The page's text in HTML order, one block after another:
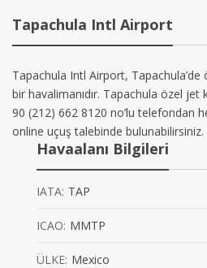
Tapachula Intl Airport
Tapachula Intl Airport, Tapachula’de
bir havalimanıdır. Tapachula özel
90 (212) 662 8120 no’lu telefondan
online uçuş talebinde bulunabilirsiniz.
Havaalanı Bilgileri
IATA: TAP
ICAO: MMTP
ÜLKE: Mexico